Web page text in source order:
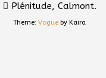
Plénitude, Calmont.
Theme: Vogue by Kaira